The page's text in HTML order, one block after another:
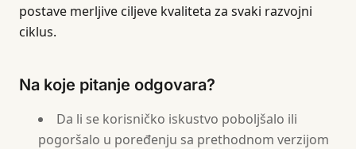
postave merljive ciljeve kvaliteta za svaki razvojni
ciklus.
Na koje pitanje odgovara?
Da li se korisničko iskustvo poboljšalo ili
pogoršalo u poređenju sa prethodnom verzijom